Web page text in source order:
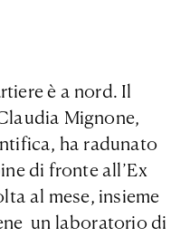
è a nord. Il
Mignone,
ha radunato
di fronte all’Ex
al mese, insieme
un laboratorio di